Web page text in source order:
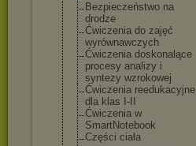
Bezpieczeństwo na
drodze
Ćwiczenia do zajęć
wyrównawczych
Ćwiczenia doskonalące
procesy analizy i
syntezy wzrokowej
Ćwiczenia reedukacyjne
dla klas I-II
Ćwiczenia w
SmartNotebook
Części ciała